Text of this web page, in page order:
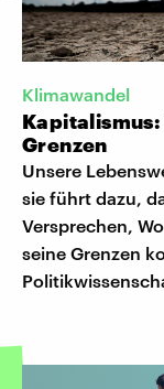
Klimawandel
Kapitalismus:
Grenzen
Unsere
sie führt dazu,
Versprechen,
seine Grenzen